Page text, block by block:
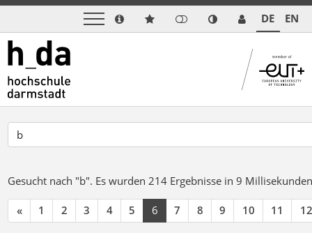
DE EN
Gesucht nach "b". Es wurden 214 Ergebnisse in 9
« 1 2 3 4 5 6 7 8 9 10 11 12